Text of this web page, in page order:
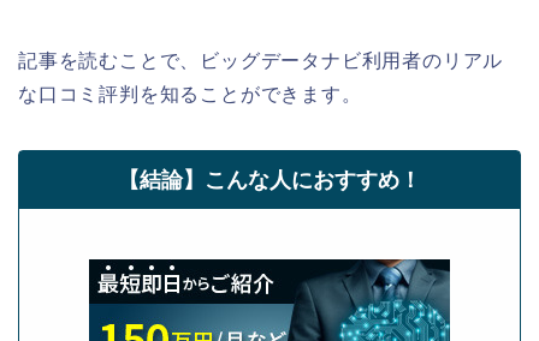
記事を読むことで、ビッグデータナビ利用者のリアル
な口コミ評判を知ることができます。
【結論】こんな人におすすめ！